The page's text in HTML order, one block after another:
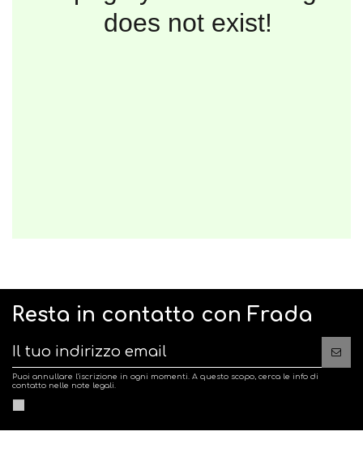
Resta in contatto con Frada
Puoi annullare l'iscrizione in ogni momenti. A questo scopo, cerca le info di
contatto nelle note legali.